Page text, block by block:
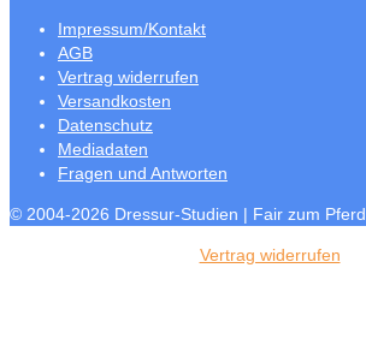
Impressum/Kontakt
AGB
Vertrag widerrufen
Versandkosten
Datenschutz
Mediadaten
Fragen und Antworten
© 2004-2026 Dressur-Studien | Fair zum Pferd
Vertrag widerrufen